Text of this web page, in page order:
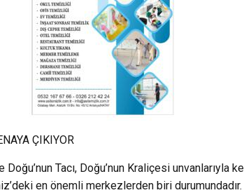
ÇIKIYOR
Tacı, Doğu’nun Kraliçesi unvanlarıyla
en önemli merkezlerden biri